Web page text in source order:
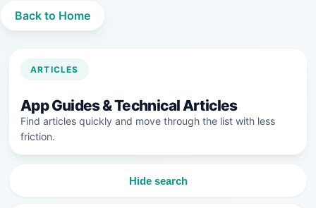
Back to Home
ARTICLES
App Guides & Technical Articles
Find articles quickly and move through the list with less
friction.
Hide search